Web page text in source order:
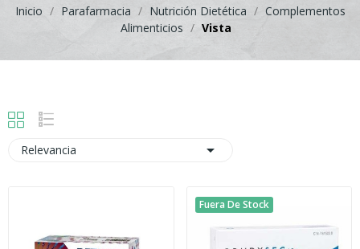
Inicio Parafarmacia Nutrición Dietética
Complementos
Alimenticios
Vista
Relevancia 
Fuera De Stock